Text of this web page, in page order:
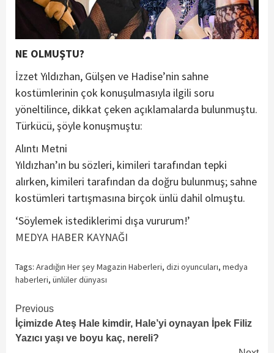
NE OLMUŞTU?
İzzet Yıldızhan, Gülşen ve Hadise’nin sahne
kostümlerinin çok konuşulmasıyla ilgili soru
yöneltilince, dikkat çeken açıklamalarda bulunmuştu.
Türkücü, şöyle konuşmuştu:
Alıntı Metni
Yıldızhan’ın bu sözleri, kimileri tarafından tepki
alırken, kimileri tarafından da doğru bulunmuş; sahne
kostümleri tartışmasına birçok ünlü dahil olmuştu.
‘Söylemek istediklerimi dışa vururum!’
MEDYA HABER KAYNAĞI
Tags: Aradığın Her şey Magazin Haberleri, dizi oyuncuları, medya
haberleri, ünlüler dünyası
Continue
Reading
Previous
İçimizde Ateş Hale kimdir, Hale’yi oynayan İpek Filiz
Yazıcı yaşı ve boyu kaç, nereli?